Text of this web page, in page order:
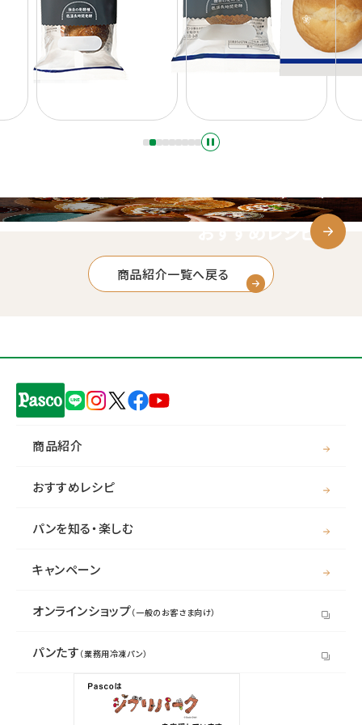
おすすめレシピ
商品紹介一覧へ戻る
商品紹介
おすすめレシピ
パンを知る・楽しむ
キャンペーン
オンラインショップ（一般のお客さま向け）
パンたす （業務用冷凍パン）